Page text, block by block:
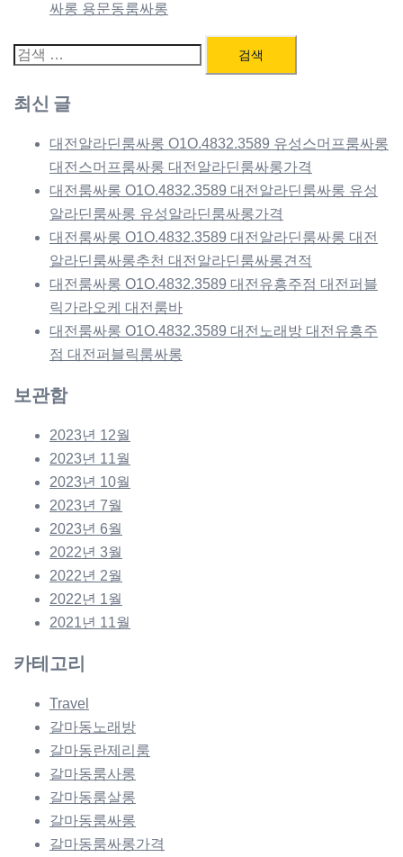
싸롱 용문동룸싸롱
검
최신 글
대전알라딘룸싸롱 O1O.4832.3589 유성스머프룸싸롱
대전스머프룸싸롱 대전알라딘룸싸롱가격
대전룸싸롱 O1O.4832.3589 대전알라딘룸싸롱 유성
알라딘룸싸롱 유성알라딘룸싸롱가격
대전룸싸롱 O1O.4832.3589 대전알라딘룸싸롱 대전
알라딘룸싸롱추천 대전알라딘룸싸롱견적
대전룸싸롱 O1O.4832.3589 대전유흥주점 대전퍼블
릭가라오케 대전룸바
대전룸싸롱 O1O.4832.3589 대전노래방 대전유흥주
점 대전퍼블릭룸싸롱
보관함
2023년 12월
2023년 11월
2023년 10월
2023년 7월
2023년 6월
2022년 3월
2022년 2월
2022년 1월
2021년 11월
카테고리
Travel
갈마동노래방
갈마동란제리룸
갈마동룸사롱
갈마동룸살롱
갈마동룸싸롱
갈마동룸싸롱가격